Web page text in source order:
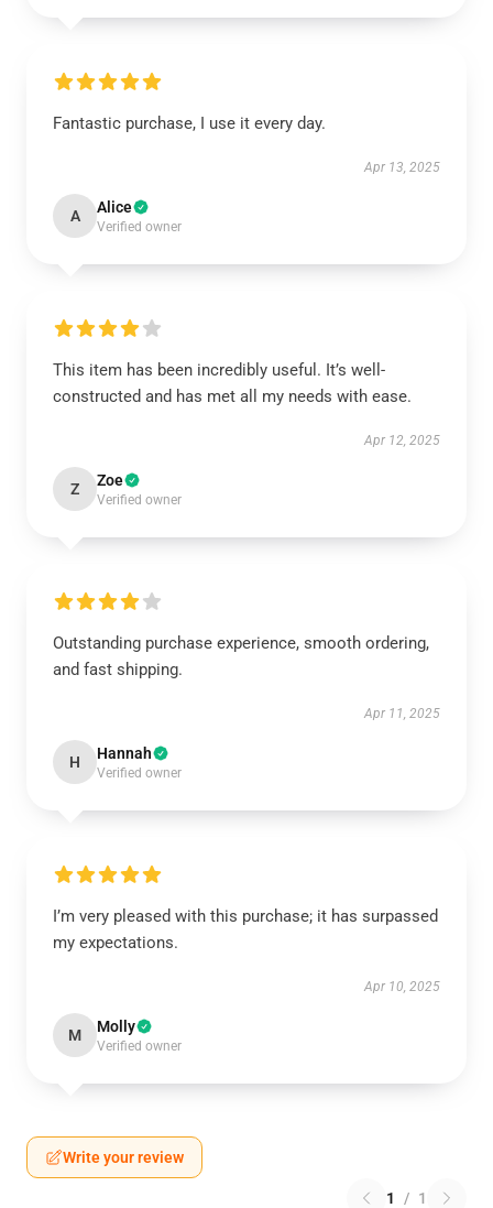
Fantastic purchase, I use it every day.
Apr 13, 2025
A Alice
Verified owner
This item has been incredibly useful. It’s well-
constructed and has met all my needs with ease.
Apr 12, 2025
Z Zoe
Verified owner
Outstanding purchase experience, smooth ordering,
and fast shipping.
Apr 11, 2025
H Hannah
Verified owner
I’m very pleased with this purchase; it has surpassed
my expectations.
Apr 10, 2025
M Molly
Verified owner
Write your review
1 / 1